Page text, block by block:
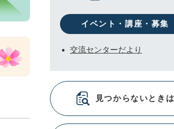
イベント・講座・募集
交流センターだより
見つからないときは